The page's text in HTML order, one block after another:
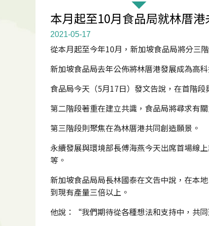
本月起至10月食品局就林厝
2021-05-17
從本月起至今年10月，新加坡食品局將分三
新加坡食品局去年公佈將林厝港發展成為高
食品局今天（5月17日）發文告說，在首階
第二階段著重在建立共識，食品局將尋求有
第三階段則聚焦在為林厝港共同創造願景。
永續發展與環境部長傅海燕今天出席首場線
等。
新加坡食品局局長林國泰在文告中說，在本
到現有產量三倍以上。
他說：“我們期待從各種想法和支持中，共